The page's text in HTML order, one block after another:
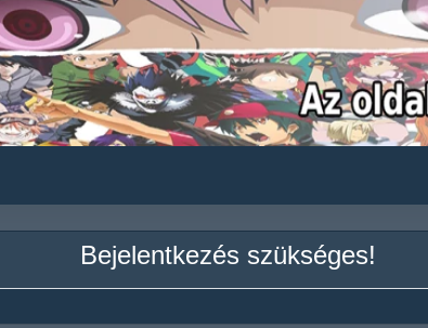
Bejelentkezés szükséges!